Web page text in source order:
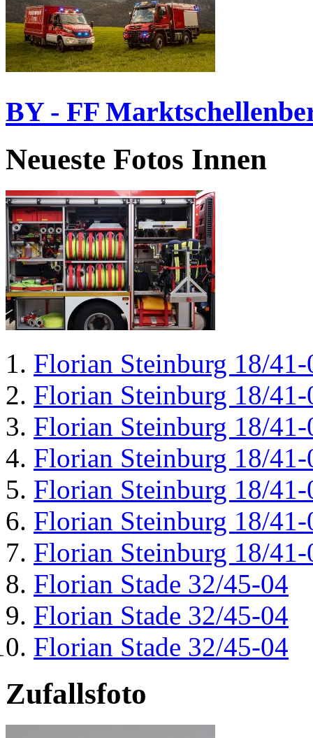
BY - FF
Neueste Fotos Innen
Florian Steinburg 18/41-
Florian Steinburg 18/41-
Florian Steinburg 18/41-
Florian Steinburg 18/41-
Florian Steinburg 18/41-
Florian Steinburg 18/41-
Florian Steinburg 18/41-
Florian Stade 32/45-04
Florian Stade 32/45-04
Florian Stade 32/45-04
Zufallsfoto